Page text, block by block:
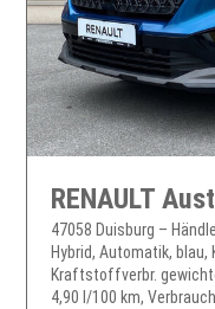
47058 Duisburg –
Hybrid, Automatik,
Kraftstoffverbr.
4,90 l/100 km,